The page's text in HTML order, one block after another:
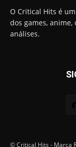
O Critical Hits é
dos games,
análises.
© Critical Hits - Marca